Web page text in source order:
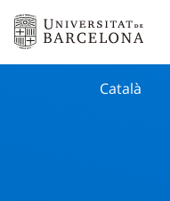
Català